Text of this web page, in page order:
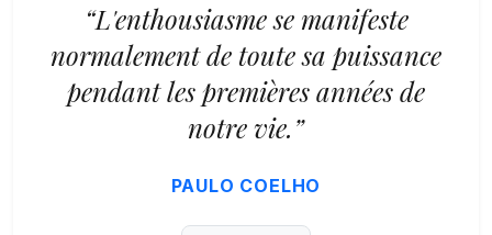
“L'enthousiasme se manifeste
normalement de toute sa puissance
pendant les premières années de
notre vie.”
PAULO COELHO